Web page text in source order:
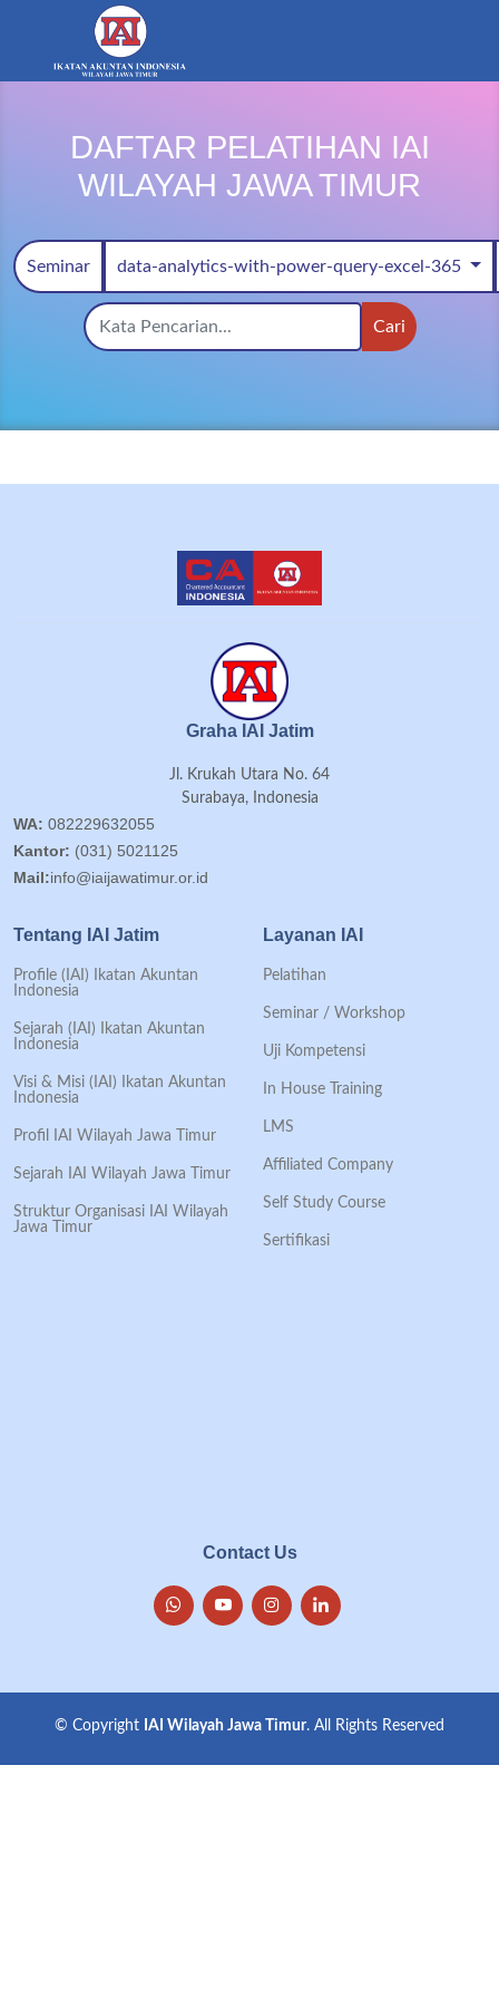
DAFTAR PELATIHAN IAI
WILAYAH JAWA TIMUR
Seminar data-analytics-with-power-query-excel-365
Cari
Graha IAI Jatim
Jl. Krukah Utara No. 64
Surabaya, Indonesia
WA: 082229632055
Kantor: (031) 5021125
Mail:info@iaijawatimur.or.id
Tentang IAI Jatim
Profile (IAI) Ikatan Akuntan
Indonesia
Sejarah (IAI) Ikatan Akuntan
Indonesia
Visi & Misi (IAI) Ikatan Akuntan
Indonesia
Profil IAI Wilayah Jawa Timur
Sejarah IAI Wilayah Jawa Timur
Struktur Organisasi IAI Wilayah
Jawa Timur
Layanan IAI
Pelatihan
Seminar / Workshop
Uji Kompetensi
In House Training
LMS
Affiliated Company
Self Study Course
Sertifikasi
Contact Us
© Copyright IAI Wilayah Jawa Timur. All Rights Reserved